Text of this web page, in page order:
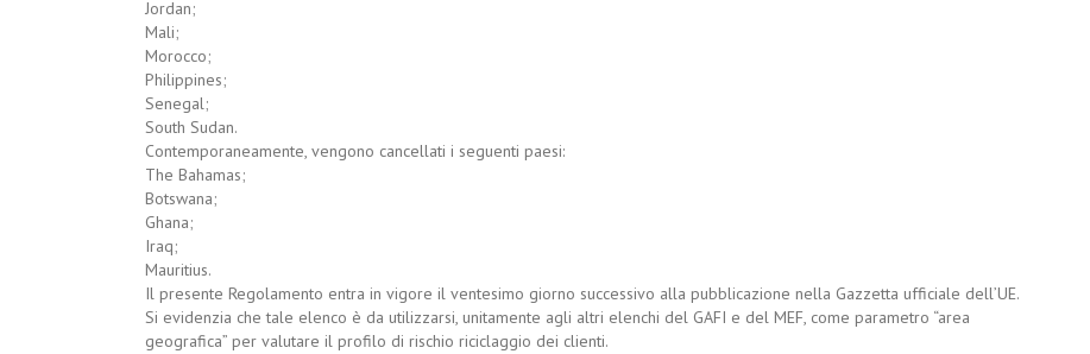
Jordan;
Mali;
Morocco;
Philippines;
Senegal;
South Sudan.
Contemporaneamente, vengono cancellati i seguenti paesi:
The Bahamas;
Botswana;
Ghana;
Iraq;
Mauritius.
Il presente Regolamento entra in vigore il ventesimo giorno successivo alla pubblicazione nella Gazzetta ufficiale dell’UE.
Si evidenzia che tale elenco è da utilizzarsi, unitamente agli altri elenchi del GAFI e del MEF, come parametro “area
geografica” per valutare il profilo di rischio riciclaggio dei clienti.